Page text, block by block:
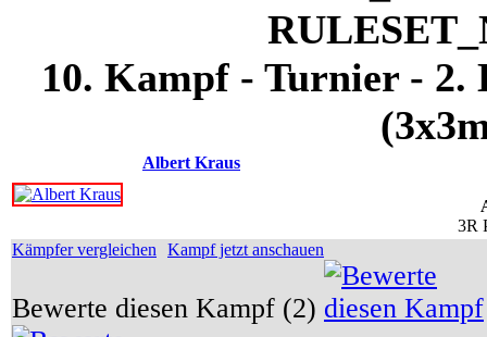
10. Kampf - Turnier - 2.
Albert Kraus
3R
Kämpfer vergleichen
Kampf jetzt anschauen
Bewerte diesen Kampf (2)